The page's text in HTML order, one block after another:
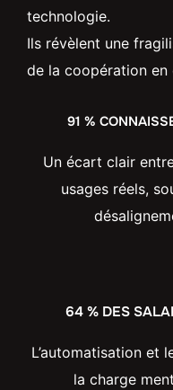
technologie.
Ils révèlent une
de la coopération en
91 %
Un écart clair
usages réels,
64 % DES
L’automatisation et
la charge